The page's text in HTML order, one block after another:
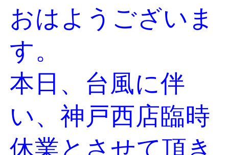
おはようございま
す。
本日、台風に伴
い、神戸西店臨時
休業とさせて頂き